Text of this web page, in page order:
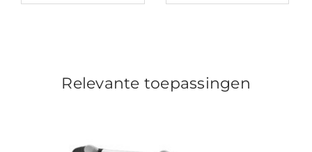
Relevante toepassingen